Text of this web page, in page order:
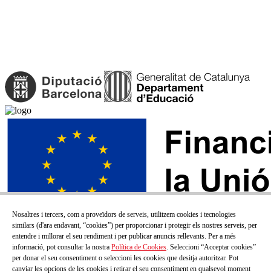
Nosaltres i tercers, com a proveïdors de serveis, utilitzem cookies i tecnologies
similars (d'ara endavant, “cookies”) per proporcionar i protegir els nostres serveis, per
entendre i millorar el seu rendiment i per publicar anuncis rellevants. Per a més
informació, pot consultar la nostra Política de Cookies. Seleccioni “Acceptar cookies”
per donar el seu consentiment o seleccioni les cookies que desitja autoritzar. Pot
canviar les opcions de les cookies i retirar el seu consentiment en qualsevol moment